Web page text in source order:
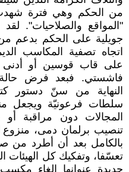
من الحكم وهي فترة شهدت
جويلية على الحكم بدعم
اتجاه تصفية المكاسب
على قاب قوسين أو أدنى
فاشستي. فبعد فرض حالة
النهاية من سنّ دستور
سلطات فرعونيّة ويجعل
المجالات دون مراقبة
تنصيب برلمان دمى، منزوع
بالكامل بعد أن أطرد من
تعسّفا، وتفكيك كل الهيئات
جديدة عنوانها إلغاء